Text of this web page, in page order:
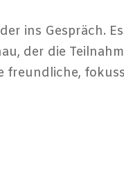
ins Gespräch.
der die
freundliche,